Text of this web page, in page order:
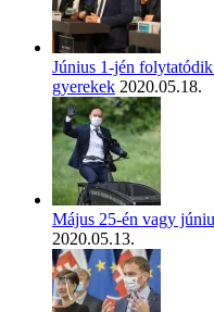
Június 1-jén
gyerekek 2020.05.18.
Május 25-én vagy
2020.05.13.